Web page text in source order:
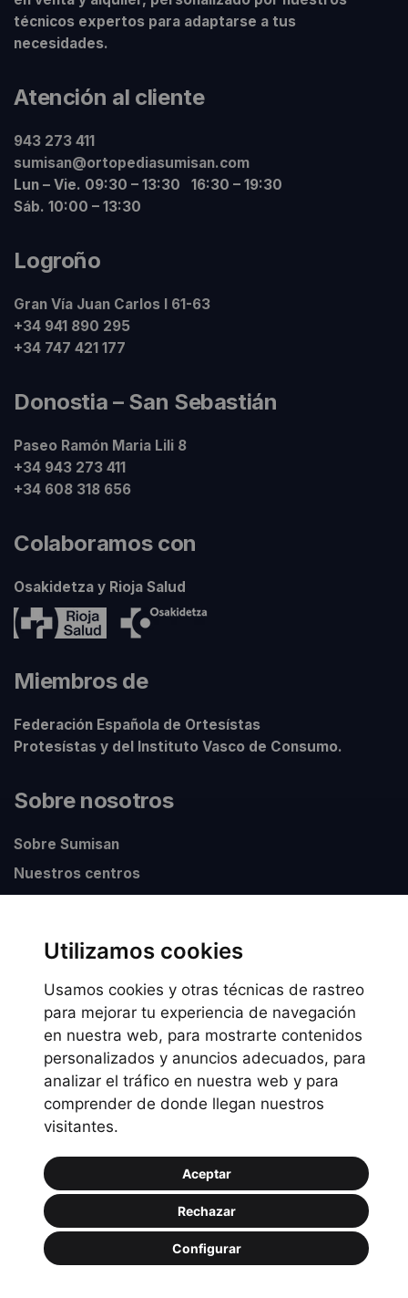
Utilizamos cookies
Usamos cookies y otras técnicas de rastreo
para mejorar tu experiencia de navegación
en nuestra web, para mostrarte contenidos
personalizados y anuncios adecuados, para
analizar el tráfico en nuestra web y para
comprender de donde llegan nuestros
visitantes.
Aceptar
Rechazar
Configurar
técnicos expertos para adaptarse a tus
necesidades.
Atención al cliente
943 273 411
sumisan@ortopediasumisan.com
Lun – Vie. 09:30 – 13:30 16:30 – 19:30
Sáb. 10:00 – 13:30
Logroño
Gran Vía Juan Carlos I 61-63
+34 941 890 295
+34 747 421 177
Donostia – San Sebastián
Paseo Ramón Maria Lili 8
+34 943 273 411
+34 608 318 656
Colaboramos con
Osakidetza y Rioja Salud
Miembros de
Federación Española de Ortesístas
Protesístas y del Instituto Vasco de Consumo.
Sobre nosotros
Sobre Sumisan
Nuestros centros
Política de Cookies
Política de privacidad
Política de uso
Copyright © 2026.